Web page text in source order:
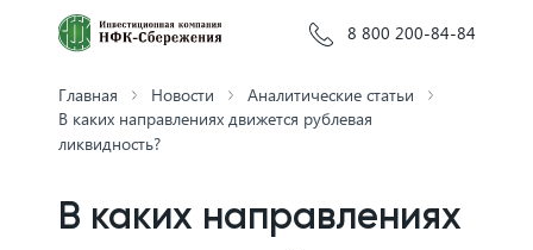
8 800 200-84-84
Главная Новости
Аналитические статьи
В каких направлениях движется рублевая
ликвидность?
В каких направлениях